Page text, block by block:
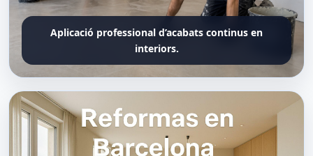
Aplicació professional d’acabats continus en
interiors.